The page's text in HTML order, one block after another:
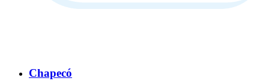
Chapecó